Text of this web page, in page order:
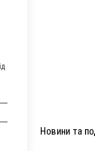
Новини та